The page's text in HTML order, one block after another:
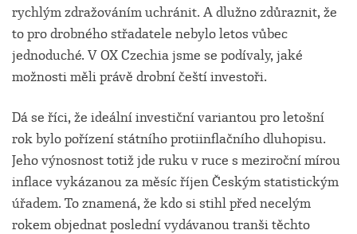
rychlým zdražováním uchránit. A dlužno zdůraznit, že
to pro drobného střadatele nebylo letos vůbec
jednoduché. V OX Czechia jsme se podívaly, jaké
možnosti měli právě drobní čeští investoři.
Dá se říci, že ideální investiční variantou pro letošní
rok bylo pořízení státního protiinflačního dluhopisu.
Jeho výnosnost totiž jde ruku v ruce s meziroční mírou
inflace vykázanou za měsíc říjen Českým statistickým
úřadem. To znamená, že kdo si stihl před necelým
rokem objednat poslední vydávanou tranši těchto